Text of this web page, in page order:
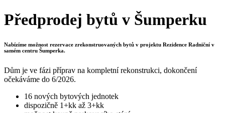
Předprodej bytů v Šumperku
Nabízíme možnost rezervace zrekonstruovaných bytů v projektu Rezidence Radniční v
samém centru Šumperka.
Dům je ve fázi příprav na kompletní rekonstrukci, dokončení
očekáváme do 6/2026.
16 nových bytových jednotek
dispozičně 1+kk až 3+kk